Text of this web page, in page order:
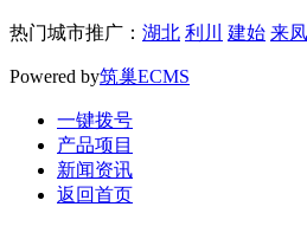
热门城市推广： 湖北 利川 建始 来凤
Powered by筑巢ECMS
一键拨号
产品项目
新闻资讯
返回首页